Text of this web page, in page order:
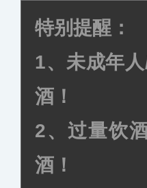
特别提醒：
1、未成年
酒！
2、过量饮
酒！